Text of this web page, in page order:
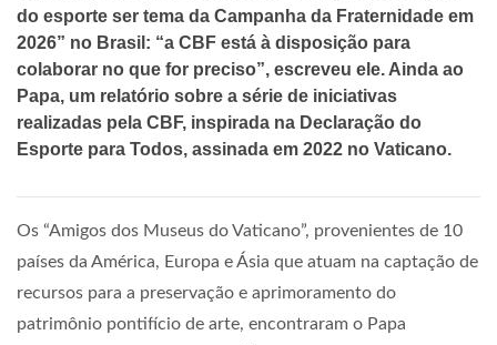
do esporte ser tema da Campanha da Fraternidade em
2026” no Brasil: “a CBF está à disposição para
colaborar no que for preciso”, escreveu ele. Ainda ao
Papa, um relatório sobre a série de iniciativas
realizadas pela CBF, inspirada na Declaração do
Esporte para Todos, assinada em 2022 no Vaticano.
Os “Amigos dos Museus do Vaticano”, provenientes de 10
países da América, Europa e Ásia que atuam na captação de
recursos para a preservação e aprimoramento do
patrimônio pontifício de arte, encontraram o Papa